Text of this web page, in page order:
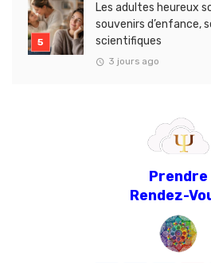
Les adultes heureux
souvenirs d’enfance,
scientifiques
3 jours ago
Prendre
Rendez-